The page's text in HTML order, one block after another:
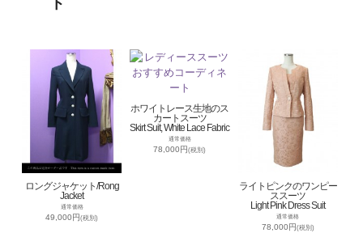
ト
ロングジャケット/Rong
Jacket
通常価格
49,000円(税別)
ホワイトレース生地のス
カートスーツ
Skirt Suit, White Lace Fabric
通常価格
78,000円(税別)
ライトピンクのワンピー
ススーツ
Light Pink Dress Suit
通常価格
78,000円 (税別)